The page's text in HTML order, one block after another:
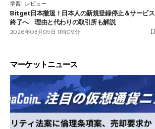
学習 レビュー
Bitget日本撤退！日本人の新規登録停止＆サービス
終了へ 理由と代わりの取引所も解説
2026年08月05日 11時09分
マーケットニュース